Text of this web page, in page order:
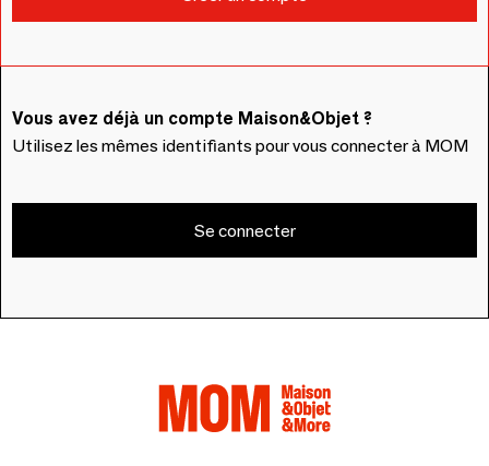
Vous avez déjà un compte Maison&Objet ?
Utilisez les mêmes identifiants pour vous connecter à MOM
Se connecter